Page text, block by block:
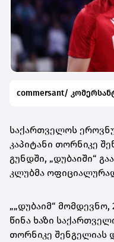
commersant/
საქართველოს
კაპიტანი თორნიკე
გუნდში, „დუბაიში“
კლუბმა
„„დუბაიმ“ მომდევნო,
წინა ხაზი
თორნიკე შენგელიას